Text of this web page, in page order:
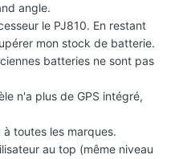
angle.
le PJ810. En restant
mon stock de batterie.
batteries ne sont pas
n'a plus de GPS intégré,
toutes les marques.
au top (même niveau